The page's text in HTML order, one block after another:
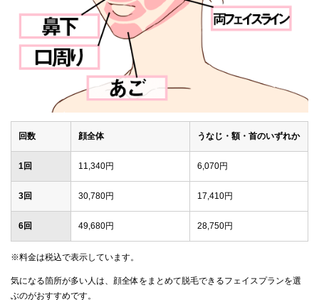
回数 顔全体 うなじ・額・首のいずれか
1回 11,340円 6,070円
3回 30,780円 17,410円
6回 49,680円 28,750円
※料金は税込で表示しています。
気になる箇所が多い人は、顔全体をまとめて脱毛できるフェイスプランを選
ぶのがおすすめです。